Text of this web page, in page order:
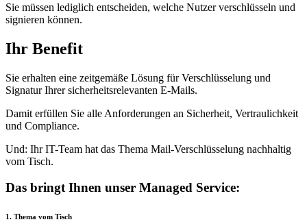
Sie müssen lediglich entscheiden, welche Nutzer verschlüsseln und
signieren können.
Ihr Benefit
Sie erhalten eine zeitgemäße Lösung für Verschlüsselung und
Signatur Ihrer sicherheitsrelevanten E-Mails.
Damit erfüllen Sie alle Anforderungen an Sicherheit, Vertraulichkeit
und Compliance.
Und: Ihr IT-Team hat das Thema Mail-Verschlüsselung nachhaltig
vom Tisch.
Das bringt Ihnen unser Managed Service:
1. Thema vom Tisch